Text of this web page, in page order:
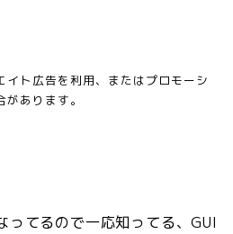
ト広告を利用、またはプロモーシ
あります。
ってるので一応知ってる、GUI